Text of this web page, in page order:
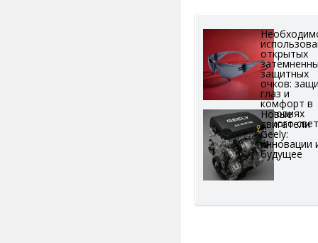
открытых
защитных
очков:
глаз и
комфорт в
условиях
яркого
Новые
двигатели
Geely:
инновации
будущее